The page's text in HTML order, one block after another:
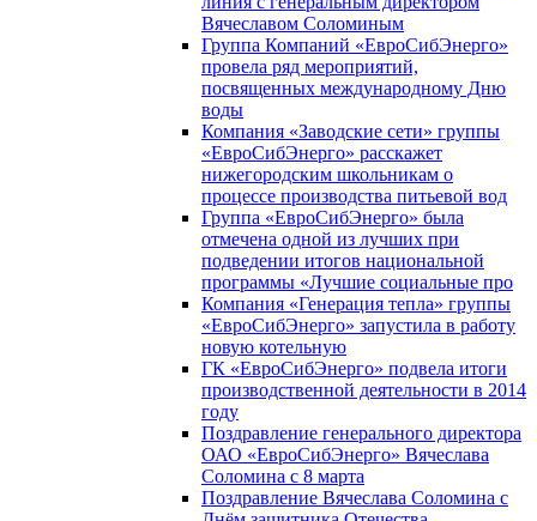
Вячеславом Соломиным
Группа Компаний «ЕвроСибЭнерго»
провела ряд мероприятий,
посвященных международному Дню
воды
Компания «Заводские сети» группы
«ЕвроСибЭнерго» расскажет
нижегородским школьникам о
процессе производства питьевой вод
Группа «ЕвроСибЭнерго» была
отмечена одной из лучших при
подведении итогов национальной
программы «Лучшие социальные про
Компания «Генерация тепла» группы
«ЕвроСибЭнерго» запустила в работу
новую котельную
ГК «ЕвроСибЭнерго» подвела итоги
производственной деятельности в 2014
году
Поздравление генерального директора
ОАО «ЕвроСибЭнерго» Вячеслава
Соломина с 8 марта
Поздравление Вячеслава Соломина с